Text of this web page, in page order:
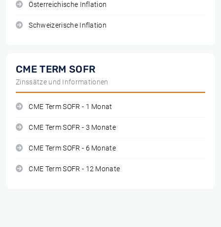
Österreichische Inflation
Schweizerische Inflation
CME TERM SOFR
Zinssätze und Informationen
CME Term SOFR - 1 Monat
CME Term SOFR - 3 Monate
CME Term SOFR - 6 Monate
CME Term SOFR - 12 Monate